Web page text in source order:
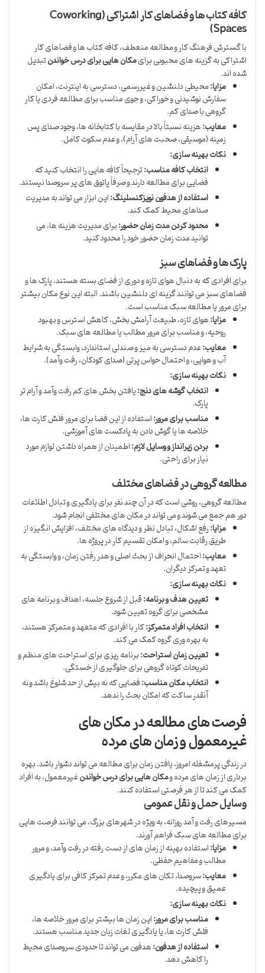
کافه کتاب ها و فضاهای کار اشتراکی (Coworking
Spaces)
با گسترش فرهنگ کار و مطالعه منعطف، کافه کتاب ها و فضاهای کار
اشتراکی به گزینه های محبوبی برایمکان هایی برای درس خواندنتبدیل
شده اند.
مزایا:محیطی دلنشین و غیررسمی، دسترسی به اینترنت، امکان
سفارش نوشیدنی و خوراکی، و جوی مناسب برای مطالعه فردی یا کار
گروهی با صدای کم.
معایب:هزینه نسبتاً بالا در مقایسه با کتابخانه ها، وجود صدای پس
زمینه (موسیقی، صحبت های آرام)، و عدم سکوت کامل.
نکات بهینه سازی:
انتخاب کافه مناسب:ترجیحاً کافه هایی را انتخاب کنید که
فضایی برای مطالعه دارند و صرفاً پاتوق های پر سروصدا نیستند.
استفاده از هدفون نویزکنسلینگ:این ابزار می تواند به مدیریت
صداهای محیط کمک کند.
محدود کردن مدت زمان حضور:برای مدیریت هزینه ها، می
توانید مدت زمان حضور خود را محدود کنید.
پارک ها و فضاهای سبز
برای افرادی که به دنبال هوای تازه و دوری از فضای بسته هستند، پارک ها و
فضاهای سبز می توانند گزینه ای دلنشین باشند. البته این نوع مکان بیشتر
برای مرور یا مطالعه سبک مناسب است.
مزایا:هوای تازه، طبیعت آرامش بخش، کاهش استرس و بهبود
روحیه، و مناسب برای مرور مطالب یا مطالعه های سبک.
معایب:عدم دسترسی به میز و صندلی استاندارد، وابستگی به شرایط
آب و هوایی، و احتمال حواس پرتی (صدای کودکان، رفت وآمد).
نکات بهینه سازی:
انتخاب گوشه های دنج:یافتن بخش های کم رفت وآمد و آرام تر
پارک.
مناسب برای مرور:استفاده از این فضا برای مرور فلش کارت ها،
خلاصه ها یا گوش دادن به پادکست های آموزشی.
بردن زیرانداز و وسایل لازم:اطمینان از همراه داشتن لوازم مورد
نیاز برای راحتی.
مطالعه گروهی در فضاهای مختلف
مطالعه گروهی، روشی است که در آن چند نفر برای یادگیری و تبادل اطلاعات
دور هم جمع می شوند و می تواند در مکان های مختلفی انجام شود.
مزایا:رفع اشکال، تبادل نظر و دیدگاه های مختلف، افزایش انگیزه از
طریق رقابت سالم، و امکان تقسیم کار در پروژه ها.
معایب:احتمال انحراف از بحث اصلی و هدر رفتن زمان، و وابستگی به
تعهد و تمرکز دیگران.
نکات بهینه سازی:
تعیین هدف و برنامه:قبل از شروع جلسه، اهداف و برنامه های
مشخصی برای گروه تعیین شود.
انتخاب افراد متمرکز:کار با افرادی که متعهد و متمرکز هستند،
به بهره وری گروه کمک می کند.
تعیین زمان استراحت:برنامه ریزی برای استراحت های منظم و
تفریحات کوتاه گروهی برای جلوگیری از خستگی.
انتخاب مکان مناسب:فضایی که نه بیش از حد شلوغ باشد و نه
آنقدر ساکت که امکان بحث را ندهد.
فرصت های مطالعه در مکان های
غیرمعمول و زمان های مرده
در زندگی پرمشغله امروز، یافتن زمان برای مطالعه می تواند دشوار باشد. بهره
برداری از زمان های مرده ومکان هایی برای درس خواندنغیرمعمول، به افراد
کمک می کند تا از هر فرصتی استفاده کنند.
وسایل حمل و نقل عمومی
مسیرهای رفت و آمد روزانه، به ویژه در شهرهای بزرگ، می توانند فرصت هایی
برای مطالعه های سبک فراهم آورند.
مزایا:استفاده بهینه از زمان های از دست رفته در رفت وآمد، و مرور
مطالب و مفاهیم حفظی.
معایب:سروصدا، تکان های مکرر، و عدم تمرکز کافی برای یادگیری
عمیق و پیچیده.
نکات بهینه سازی:
مناسب برای مرور:این زمان ها بیشتر برای مرور خلاصه ها،
فلش کارت ها، یا یادگیری لغات زبان جدید مناسب هستند.
استفاده از هدفون:هدفون می تواند تا حدودی سروصدای محیط
را کاهش دهد.